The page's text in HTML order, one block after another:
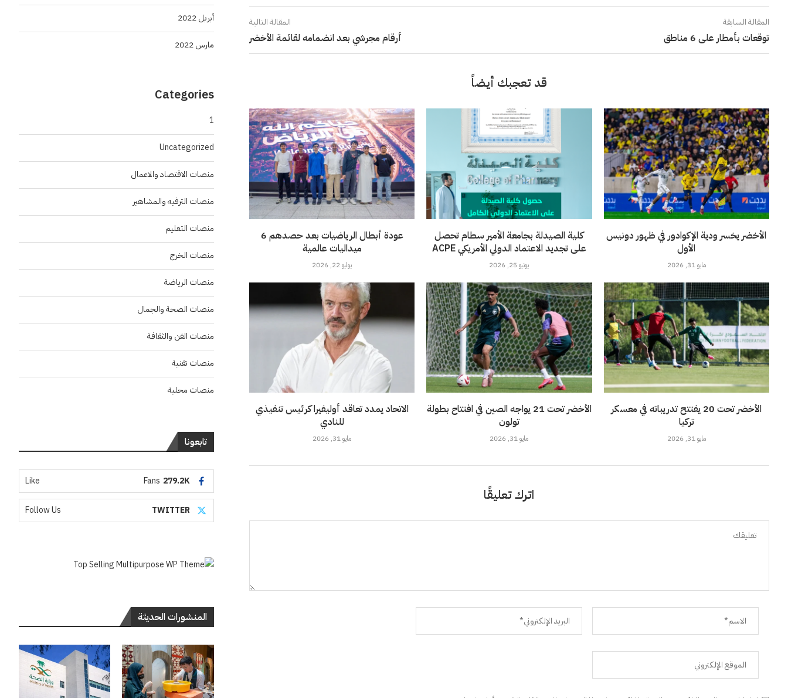
المقالة السابقة
توقعات بأمطار على 6 مناطق
المقالة التالية
أرقام مجرشي بعد انضمامه لقائمة الأخضر
قد تعجبك أيضاً
عودة أبطال الرياضيات بعد حصدهم 6
ميداليات عالمية
يوليو 22, 2026
كلية الصيدلة بجامعة الأمير سطام تحصل
على تجديد الاعتماد الدولي الأمريكي ACPE
يونيو 25, 2026
الأخضر يخسر ودية الإكوادور في ظهور دونيس
الأول
مايو 31, 2026
الاتحاد يمدد تعاقد أوليفيرا كرئيس تنفيذي
للنادي
مايو 31, 2026
الأخضر تحت 21 يواجه الصين في افتتاح بطولة
تولون
مايو 31, 2026
الأخضر تحت 20 يفتتح تدريباته في معسكر
تركيا
مايو 31, 2026
اترك تعليقًا
أبريل 2022
مارس 2022
Categories
1
Uncategorized
منصات الاقتصاد والاعمال
منصات الترفيه والمشاهير
منصات التعليم
منصات الخرج
منصات الرياضة
منصات الصحة والجمال
منصات الفن والثقافة
منصات تقنية
منصات محلية
تابعونا
279.2K
Fans
Like
TWITTER
Follow Us
المنشورات الحديثة